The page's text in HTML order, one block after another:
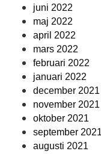
juni 2022
maj 2022
april 2022
mars 2022
februari 2022
januari 2022
december 2021
november 2021
oktober 2021
september 2021
augusti 2021